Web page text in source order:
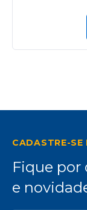
CADASTRE-SE
Fique por
e